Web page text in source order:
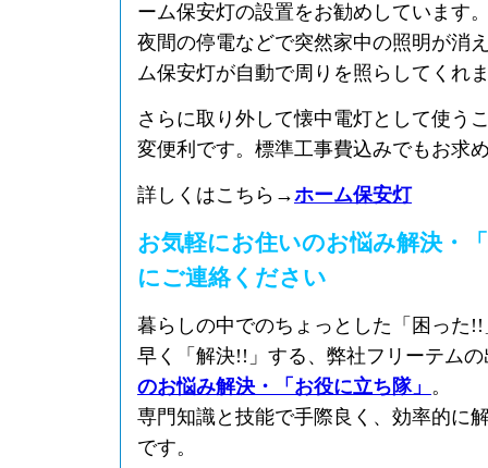
ーム保安灯の設置をお勧めしています
夜間の停電などで突然家中の照明が消
ム保安灯が自動で周りを照らしてくれ
さらに取り外して懐中電灯として使う
変便利です。標準工事費込みでもお求
詳しくはこちら→ホーム保安灯
お気軽にお住いのお悩み解決・
にご連絡ください
暮らしの中でのちょっとした「困った
早く「解決!!」する、弊社フリーテム
のお悩み解決・「お役に立ち隊」 。
専門知識と技能で手際良く、効率的に
です。